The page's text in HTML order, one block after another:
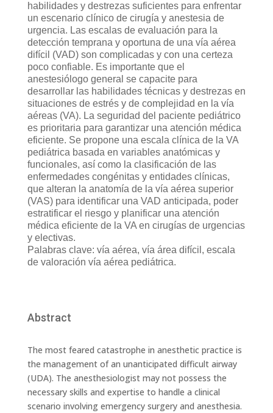
habilidades y destrezas suficientes para enfrentar
un escenario clínico de cirugía y anestesia de
urgencia. Las escalas de evaluación para la
detección temprana y oportuna de una vía aérea
difícil (VAD) son complicadas y con una certeza
poco confiable. Es importante que el
anestesiólogo general se capacite para
desarrollar las habilidades técnicas y destrezas en
situaciones de estrés y de complejidad en la vía
aéreas (VA). La seguridad del paciente pediátrico
es prioritaria para garantizar una atención médica
eficiente. Se propone una escala clínica de la VA
pediátrica basada en variables anatómicas y
funcionales, así como la clasificación de las
enfermedades congénitas y entidades clínicas,
que alteran la anatomía de la vía aérea superior
(VAS) para identificar una VAD anticipada, poder
estratificar el riesgo y planificar una atención
médica eficiente de la VA en cirugías de urgencias
y electivas.
Palabras clave: vía aérea, vía área difícil, escala
de valoración vía aérea pediátrica.
Abstract
The most feared catastrophe in anesthetic practice is
the management of an unanticipated difficult airway
(UDA). The anesthesiologist may not possess the
necessary skills and expertise to handle a clinical
scenario involving emergency surgery and anesthesia.